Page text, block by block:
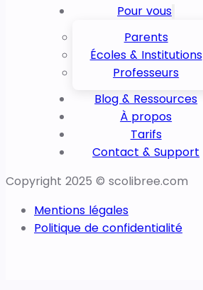
Pour vous
Parents
Écoles & Institutions
Professeurs
Blog & Ressources
À propos
Tarifs
Contact & Support
Copyright 2025 © scolibree.com
Mentions légales
Politique de confidentialité